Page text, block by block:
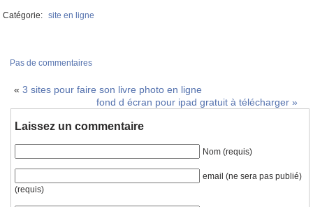
Catégorie: site en ligne
Pas de commentaires
« 3 sites pour faire son livre photo en ligne
fond d écran pour ipad gratuit à télécharger »
Laissez un commentaire
Nom (requis)
email (ne sera pas publié)
(requis)